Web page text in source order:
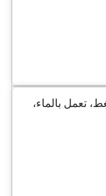
تعمل بالماء،